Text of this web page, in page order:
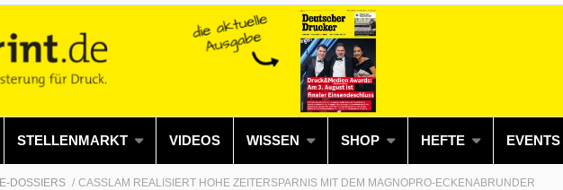
STELLENMARKT VIDEOS WISSEN SHOP HEFTE EVENTS
E-DOSSIERS CASSLAM REALISIERT HOHE ZEITERSPARNIS MIT DEM MAGNOPRO-ECKENABRUNDER